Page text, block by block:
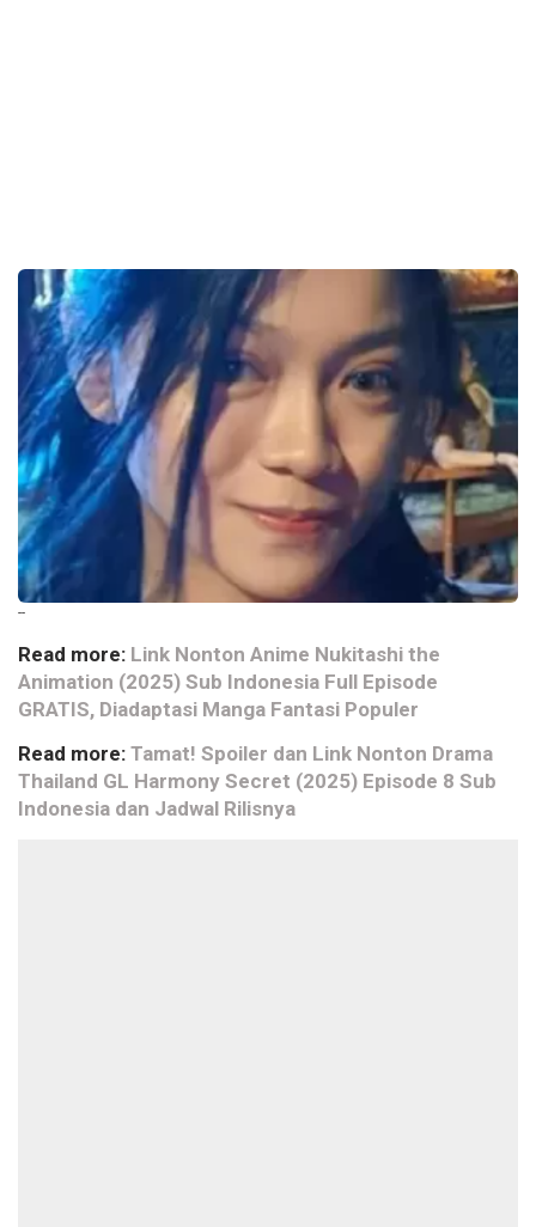
--
Read more: Link Nonton Anime Nukitashi the
Animation (2025) Sub Indonesia Full Episode
GRATIS, Diadaptasi Manga Fantasi Populer
Read more: Tamat! Spoiler dan Link Nonton Drama
Thailand GL Harmony Secret (2025) Episode 8 Sub
Indonesia dan Jadwal Rilisnya